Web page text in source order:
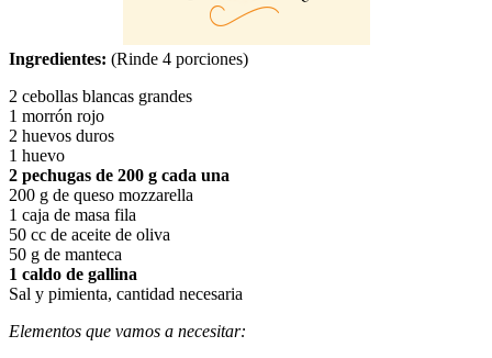
Ingredientes: (Rinde 4 porciones)
2 cebollas blancas grandes
1 morrón rojo
2 huevos duros
1 huevo
2 pechugas de 200 g cada una
200 g de queso mozzarella
1 caja de masa fila
50 cc de aceite de oliva
50 g de manteca
1 caldo de gallina
Sal y pimienta, cantidad necesaria
Elementos que vamos a necesitar: